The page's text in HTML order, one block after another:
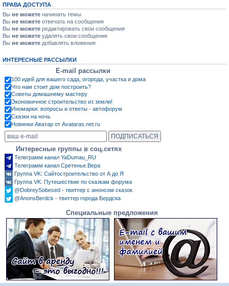
ПРАВА ДОСТУПА
Вы не можете начинать темы
Вы не можете отвечать на сообщения
Вы не можете редактировать свои сообщения
Вы не можете удалять свои сообщения
Вы не можете добавлять вложения
ИНТЕРЕСНЫЕ РАССЫЛКИ
E-mail рассылки
100 идей для вашего сада, огорода, участка и дома
Что нам стоит дом построить?
Советы домашнему мастеру
Экономичное строительство из земли!
Иномарки: вопросы и ответы - автофорум
Сказки на ночь
Новинки Аватар от Avataras.net.ru
Интересные группы в соц.сетях
Телеграмм канал YaDumau_RU
Телеграмм канал Сретенье.Вера
Группа VK: Сайтостроительство от А до Я
Группа VK: Путешествие по сказкам форума
@DobreySobesed - твиттер с анонсом сказок
@AnonsBerdck - твиттер города Бердска
Специальные предложения